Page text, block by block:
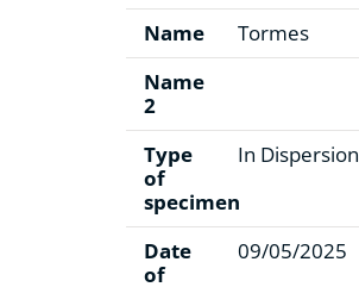
Name
Tormes
Name
2
Type
of
specimen
In Dispersion
Date
of
09/05/2025